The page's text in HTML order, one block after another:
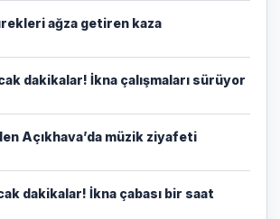
ağza getiren kaza
dakikalar! İkna çalışmaları sürüyor
Açıkhava’da müzik ziyafeti
dakikalar! İkna çabası bir saat